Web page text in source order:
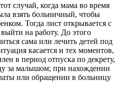
случай, когда мама во время
взять больничный, чтобы
Тогда лист открывается с
на работу. До этого
сама или лечить детей под
касается и тех моментов,
в период отпуска по декрету,
за малышом; при нахождении
или обращении в больницу